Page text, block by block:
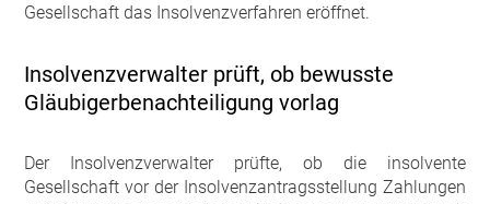
Gesellschaft das Insolvenzverfahren eröffnet.
Insolvenzverwalter prüft, ob bewusste
Gläubigerbenachteiligung vorlag
Der Insolvenzverwalter prüfte, ob die insolvente
Gesellschaft vor der Insolvenzantragsstellung Zahlungen